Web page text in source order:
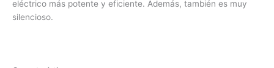
eléctrico más potente y eficiente. Además, también es muy
silencioso.